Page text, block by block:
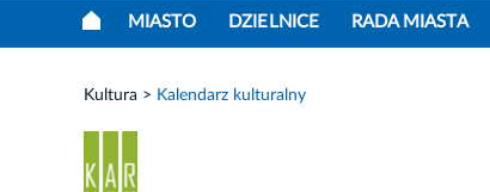
MIASTO DZIELNICE RADA MIASTA
Kultura Kalendarz kulturalny